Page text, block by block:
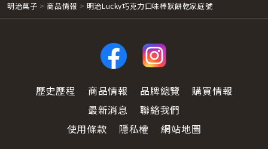
明治菓子 商品情報 明治Lucky巧克力口味棒狀餅乾家庭號
歷史歷程 商品情報 品牌總覽
購買情報
最新消息
聯絡我們
使用條款
隱私權 網站地圖